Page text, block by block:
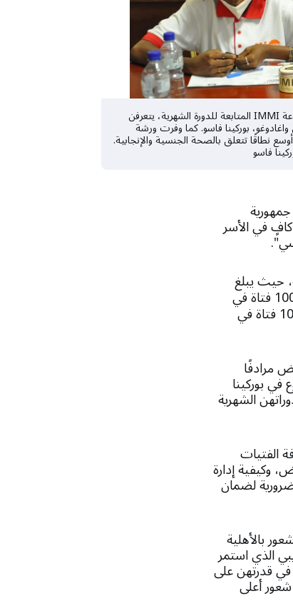
فتيات مشاركات في تجربة استخدام ساعة IMMI المتابعة للدورة الشهرية، يتعرفن
بوركينا فاسو. كما وفرت ورشة
نطاقًا تتعلق بالصحة الجنسية والإنجابية.
فاسو
في الأسر
حيث يبلغ
ممن تتراوح أعمارهن بين 15 و19 عاما (مقابل 9 ولادات لكل 1000 فتاة في
الاتحاد الأوروبي). وفي بوركينا فاسو، فإن المعدل أعلى من ذلك، حيث يبلغ 127 ولادة لكل 1000 فتاة في
مرادفًا
بوركينا
الشهرية
الفتيات
وكيفية إدارة
لضمان
بالأهلية
الذي استمر
قدرتهن على
أعلى